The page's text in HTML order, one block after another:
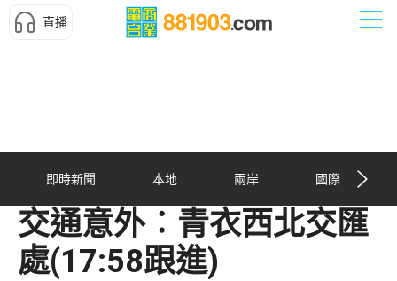
直播
即時新聞 本地 兩岸 國際
交通意外︰青衣西北交匯
處(17:58跟進)